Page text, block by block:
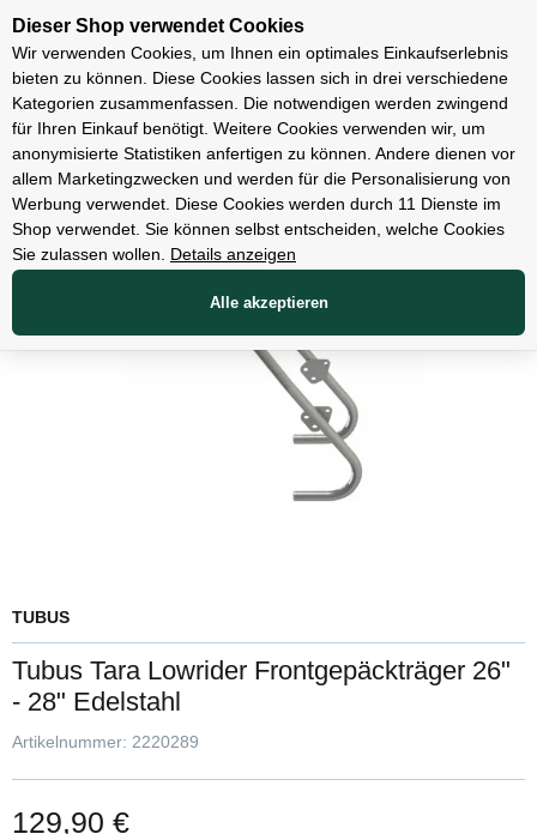
Unsere Filialen
Zubehör
TUBUS
Tubus Tara Lowrider Frontgepäckträger 26"
- 28" Edelstahl
Artikelnummer: 2220289
129,90 €
Dieser Shop verwendet Cookies
Wir verwenden Cookies, um Ihnen ein optimales Einkaufserlebnis
bieten zu können. Diese Cookies lassen sich in drei verschiedene
Kategorien zusammenfassen. Die notwendigen werden zwingend
für Ihren Einkauf benötigt. Weitere Cookies verwenden wir, um
anonymisierte Statistiken anfertigen zu können. Andere dienen vor
allem Marketingzwecken und werden für die Personalisierung von
Werbung verwendet. Diese Cookies werden durch 11 Dienste im
Shop verwendet. Sie können selbst entscheiden, welche Cookies
Sie zulassen wollen.
Details anzeigen
Alle akzeptieren